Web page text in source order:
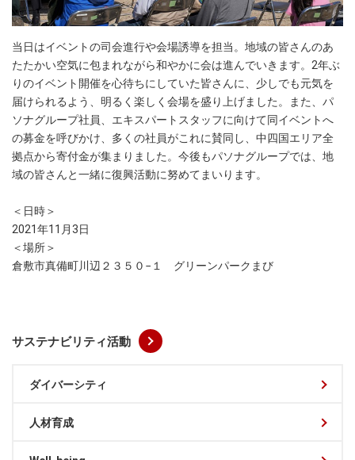
当日はイベントの司会進行や会場誘導を担当。地域の皆さんのあ
たたかい空気に包まれながら和やかに会は進んでいきます。2年ぶ
りのイベント開催を心待ちにしていた皆さんに、少しでも元気を
届けられるよう、明るく楽しく会場を盛り上げました。また、パ
ソナグループ社員、エキスパートスタッフに向けて同イベントへ
の募金を呼びかけ、多くの社員がこれに賛同し、中四国エリア全
拠点から寄付金が集まりました。今後もパソナグループでは、地
域の皆さんと一緒に復興活動に努めてまいります。
＜日時＞
2021年11月3日
＜場所＞
倉敷市真備町川辺２３５０−１ グリーンパークまび
サステナビリティ活動
ダイバーシティ
人材育成